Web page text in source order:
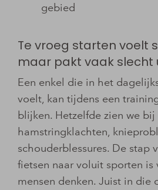
gebied
Te vroeg starten voelt
maar pakt vaak slecht
Een enkel die in het
voelt, kan tijdens een
blijken. Hetzelfde zien we bij
hamstringklachten,
schouderblessures. De stap
fietsen naar voluit sporten is
mensen denken. Juist in die